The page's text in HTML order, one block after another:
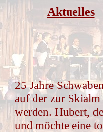
Aktuelles
25 Jahre
auf der zur
werden. Hubert,
und möchte eine